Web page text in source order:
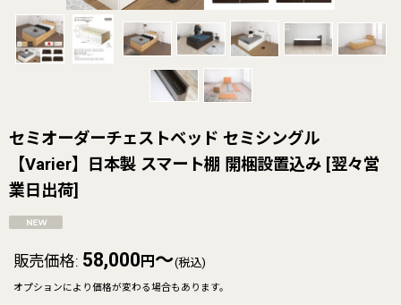
セミオーダーチェストベッド セミシングル
【Varier】日本製 スマート棚 開梱設置込み [翌々営
業日出荷]
販売価格: 58,000 円 ～(税込)
オプションにより価格が変わる場合もあります。